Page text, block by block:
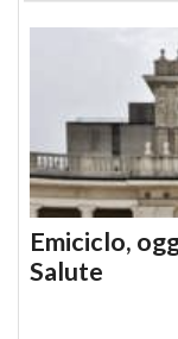
Emiciclo,
Salute